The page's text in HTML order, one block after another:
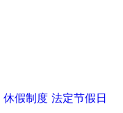
休假制度 法定节假日